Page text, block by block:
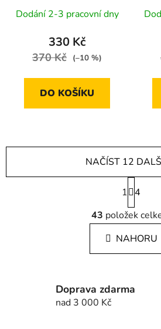
Dodání 2-3 pracovní dny
330 Kč
370 Kč (–10 %)
DO KOŠÍKU
O
v
l
á
d
í
NAČÍST 12
S
t
r
á
n
k
í
1 4
43 položek
NAHORU
Doprava zdarma
nad 3 000 Kč